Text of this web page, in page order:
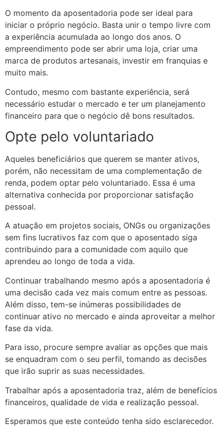
O momento da aposentadoria pode ser ideal para
iniciar o próprio negócio. Basta unir o tempo livre com
a experiência acumulada ao longo dos anos. O
empreendimento pode ser abrir uma loja, criar uma
marca de produtos artesanais, investir em franquias e
muito mais.
Contudo, mesmo com bastante experiência, será
necessário estudar o mercado e ter um planejamento
financeiro para que o negócio dê bons resultados.
Opte pelo voluntariado
Aqueles beneficiários que querem se manter ativos,
porém, não necessitam de uma complementação de
renda, podem optar pelo voluntariado. Essa é uma
alternativa conhecida por proporcionar satisfação
pessoal.
A atuação em projetos sociais, ONGs ou organizações
sem fins lucrativos faz com que o aposentado siga
contribuindo para a comunidade com aquilo que
aprendeu ao longo de toda a vida.
Continuar trabalhando mesmo após a aposentadoria é
uma decisão cada vez mais comum entre as pessoas.
Além disso, tem-se inúmeras possibilidades de
continuar ativo no mercado e ainda aproveitar a melhor
fase da vida.
Para isso, procure sempre avaliar as opções que mais
se enquadram com o seu perfil, tomando as decisões
que irão suprir as suas necessidades.
Trabalhar após a aposentadoria traz, além de benefícios
financeiros, qualidade de vida e realização pessoal.
Esperamos que este conteúdo tenha sido esclarecedor.